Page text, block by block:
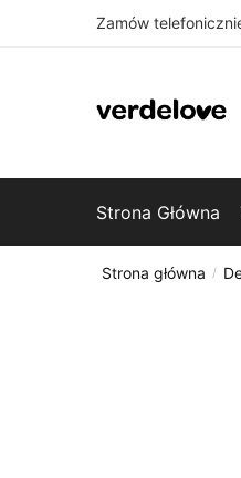
Zamów
Strona Główna
Strona główna /